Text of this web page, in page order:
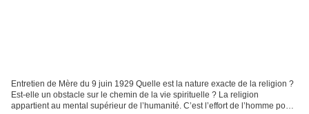
Entretien de Mère du 9 juin 1929 Quelle est la nature exacte de la religion ?
Est-elle un obstacle sur le chemin de la vie spirituelle ? La religion
appartient au mental supérieur de l’humanité. C’est l’effort de l’homme pour